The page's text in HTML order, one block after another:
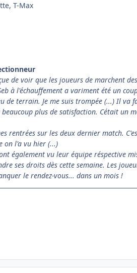
T-Max
de voir que les joueurs de marchent
à l'échauffement a variment été un
de terrain. Je me suis trompée (...) Il va
plus de satisfaction. Cétait un
rentrées sur les deux dernier match.
on l'a vu hier (...)
également vu leur équipe réspective
ses droits dès cette semaine. Les
le rendez-vous... dans un mois !